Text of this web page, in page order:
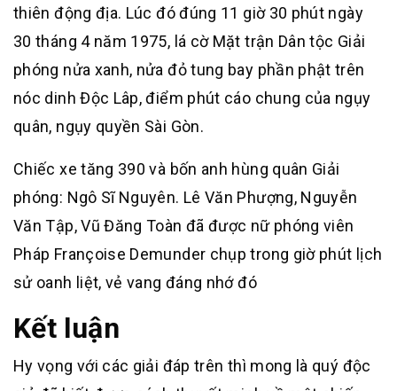
thiên động địa. Lúc đó đúng 11 giờ 30 phút ngày
30 tháng 4 năm 1975, lá cờ Mặt trận Dân tộc Giải
phóng nửa xanh, nửa đỏ tung bay phần phật trên
nóc dinh Độc Lâp, điểm phút cáo chung của ngụy
quân, ngụy quyền Sài Gòn.
Chiếc xe tăng 390 và bốn anh hùng quân Giải
phóng: Ngô Sĩ Nguyên. Lê Văn Phượng, Nguyễn
Văn Tập, Vũ Đăng Toàn đã được nữ phóng viên
Pháp Françoise Demunder chụp trong giờ phút lịch
sử oanh liệt, vẻ vang đáng nhớ đó
Kết luận
Hy vọng với các giải đáp trên thì mong là quý độc